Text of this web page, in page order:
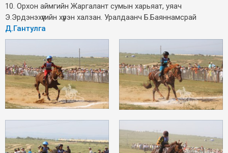
10. Орхон аймгийн Жаргалант сумын харьяат, уяач
Э.Эрдэнэхүүгийн хүрэн халзан. Уралдаанч Б.Баяннамсрай
Д.Гантулга